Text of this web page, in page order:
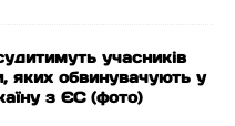
учасників
яких обвинувачують у
з ЄС (фото)